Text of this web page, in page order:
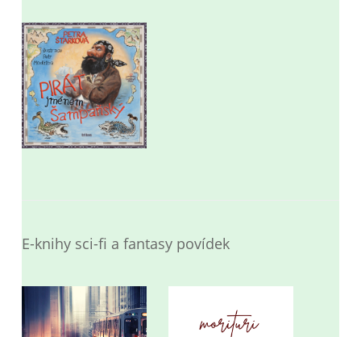
E-knihy sci-fi a fantasy povídek